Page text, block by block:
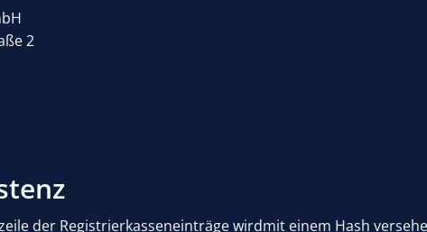
2
der Registrierkasseneinträge wirdmit einem Hash